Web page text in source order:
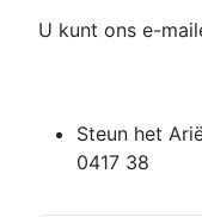
U kunt ons e-
Steun het
0417 38